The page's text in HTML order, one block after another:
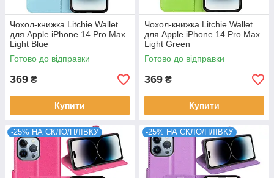
Чохол-книжка Litchie Wallet
для Apple iPhone 14 Pro Max
Light Blue
Готово до відправки
369 ₴
Купити
Чохол-книжка Litchie Wallet
для Apple iPhone 14 Pro Max
Light Green
Готово до відправки
369 ₴
Купити
-25% НА СКЛО/ПЛІВКУ -25% НА СКЛО/ПЛІВКУ